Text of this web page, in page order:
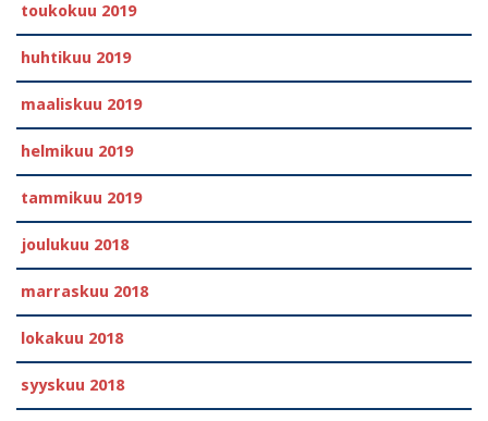
toukokuu 2019
huhtikuu 2019
maaliskuu 2019
helmikuu 2019
tammikuu 2019
joulukuu 2018
marraskuu 2018
lokakuu 2018
syyskuu 2018